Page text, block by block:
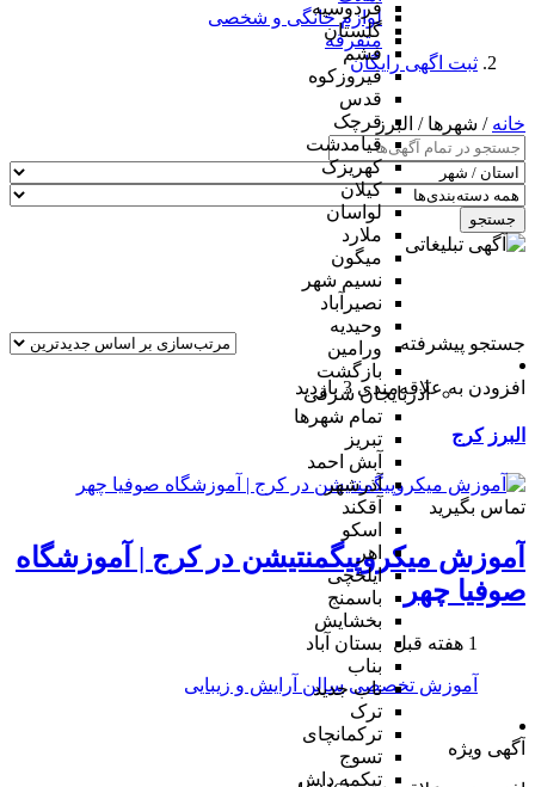
فردوسیه
گلستان
فشم
فیروزکوه
قدس
قرچک
قیامدشت
کهریزک
کیلان
لواسان
ملارد
میگون
نسیم شهر
نصیرآباد
وحیدیه
ورامین
بازگشت
آذربایجان شرقی
تمام شهر‌ها
تبریز
آبش احمد
آذرشهر
آقکند
اسکو
اهر
ایلخچی
باسمنج
بخشایش
بستان آباد
بناب
ناب جدید
ترک
ترکمانچای
تسوج
تیکمه داش
لوازم خانگی و شخصی
متفرقه
ثبت اگهی رایگان
خانه / شهرها / البرز
جستجو
جستجو پیشرفته
افزودن به علاقه‌مندی 3 بازدید
البرز کرج
تماس بگیرید
آموزش میکروپیگمنتیشن در کرج | آموزشگاه
صوفیا چهر
1 هفته قبل
آموزش تخصصی سالن آرایش و زیبایی
آگهی ویژه